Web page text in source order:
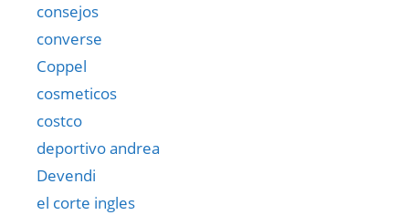
consejos
converse
Coppel
cosmeticos
costco
deportivo andrea
Devendi
el corte ingles